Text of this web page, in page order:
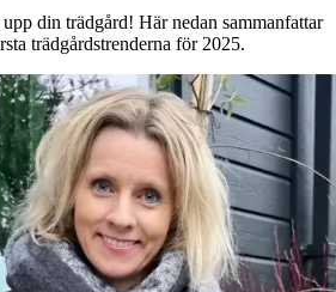
din trädgård! Här nedan sammanfattar
trädgårdstrenderna för 2025.